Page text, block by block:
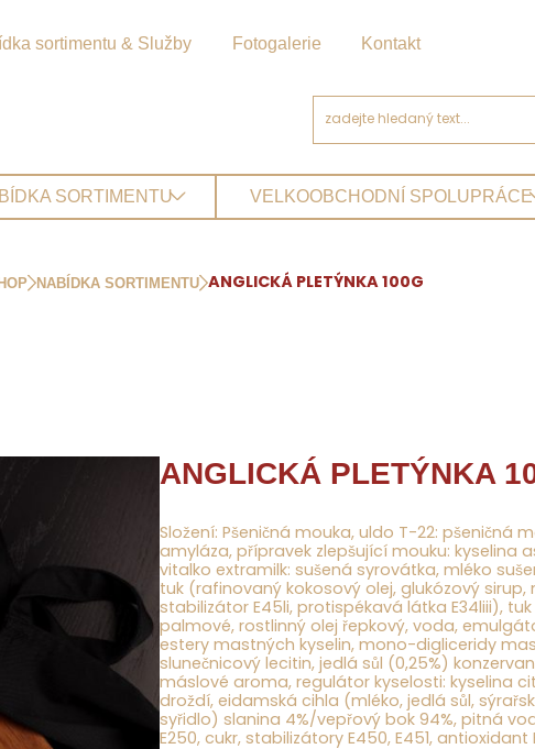
sortimentu & Služby Fotogalerie Kontakt
SORTIMENTU VELKOOBCHODNÍ SPOLUPRÁCE
NABÍDKA SORTIMENTU ANGLICKÁ PLETÝNKA 100G
ANGLICKÁ PLETÝNKA
Složení: Pšeničná mouka, uldo T-22: pšeničná
amyláza, přípravek zlepšující mouku: kyselina
vitalko extramilk: sušená syrovátka, mléko
tuk (rafinovaný kokosový olej, glukózový sirup,
stabilizátor E45li, protispékavá látka E34liii),
palmové, rostlinný olej řepkový, voda,
estery mastných kyselin, mono-digliceridy
slunečnicový lecitin, jedlá sůl (0,25%)
máslové aroma, regulátor kyselosti: kyselina
droždí, eidamská cihla ( mléko, jedlá sůl,
syřidlo) slanina 4%/vepřový bok 94%, pitná
E250, cukr, stabilizátory E450, E451, antioxidant